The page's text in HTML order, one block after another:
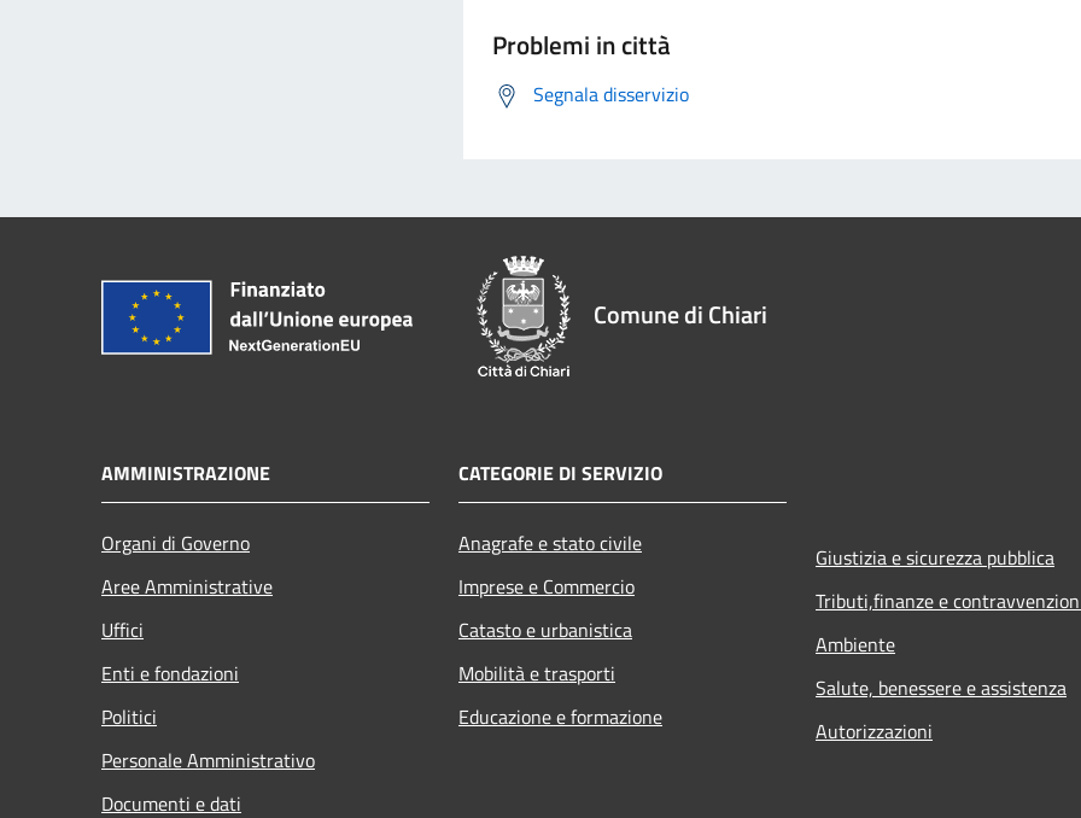
Problemi in città
Segnala disservizio
Comune di Chiari
AMMINISTRAZIONE
Organi di Governo
Aree Amministrative
Uffici
Enti e fondazioni
Politici
Personale Amministrativo
Documenti e dati
CATEGORIE DI SERVIZIO
Anagrafe e stato civile
Imprese e Commercio
Catasto e urbanistica
Mobilità e trasporti
Educazione e formazione
Giustizia e sicurezza pubblica
Tributi,finanze e
Ambiente
Salute, benessere e assistenza
Autorizzazioni